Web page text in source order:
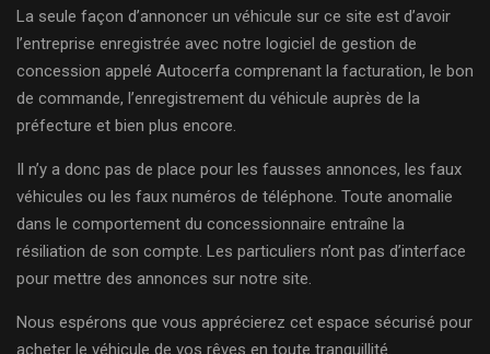
La seule façon d’annoncer un véhicule sur ce site est d’avoir
l’entreprise enregistrée avec notre logiciel de gestion de
concession appelé Autocerfa comprenant la facturation, le bon
de commande, l’enregistrement du véhicule auprès de la
préfecture et bien plus encore.
Il n’y a donc pas de place pour les fausses annonces, les faux
véhicules ou les faux numéros de téléphone. Toute anomalie
dans le comportement du concessionnaire entraîne la
résiliation de son compte. Les particuliers n’ont pas d’interface
pour mettre des annonces sur notre site.
Nous espérons que vous apprécierez cet espace sécurisé pour
acheter le véhicule de vos rêves en toute tranquillité.